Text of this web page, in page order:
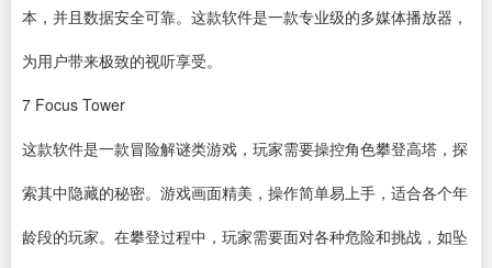
本，并且数据安全可靠。这款软件是一款专业级的多媒体播放器，
为用户带来极致的视听享受。
7 Focus Tower
这款软件是一款冒险解谜类游戏，玩家需要操控角色攀登高塔，探
索其中隐藏的秘密。游戏画面精美，操作简单易上手，适合各个年
龄段的玩家。在攀登过程中，玩家需要面对各种危险和挑战，如坠